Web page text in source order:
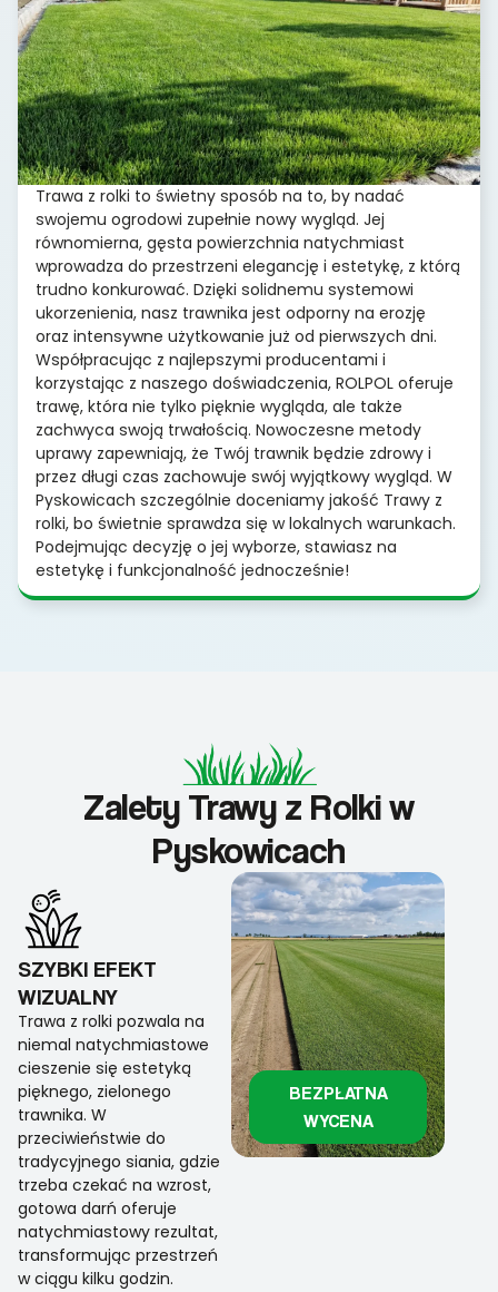
Trawa z rolki to świetny sposób na to, by nadać
swojemu ogrodowi zupełnie nowy wygląd. Jej
równomierna, gęsta powierzchnia natychmiast
wprowadza do przestrzeni elegancję i estetykę, z którą
trudno konkurować. Dzięki solidnemu systemowi
ukorzenienia, nasz trawnika jest odporny na erozję
oraz intensywne użytkowanie już od pierwszych dni.
Współpracując z najlepszymi producentami i
korzystając z naszego doświadczenia, ROLPOL oferuje
trawę, która nie tylko pięknie wygląda, ale także
zachwyca swoją trwałością. Nowoczesne metody
uprawy zapewniają, że Twój trawnik będzie zdrowy i
przez długi czas zachowuje swój wyjątkowy wygląd. W
Pyskowicach szczególnie doceniamy jakość Trawy z
rolki, bo świetnie sprawdza się w lokalnych warunkach.
Podejmując decyzję o jej wyborze, stawiasz na
estetykę i funkcjonalność jednocześnie!
Zalety Trawy z Rolki w
Pyskowicach
SZYBKI EFEKT
WIZUALNY
Trawa z rolki pozwala na
niemal natychmiastowe
cieszenie się estetyką
pięknego, zielonego
trawnika. W
przeciwieństwie do
tradycyjnego siania, gdzie
trzeba czekać na wzrost,
gotowa darń oferuje
natychmiastowy rezultat,
transformując przestrzeń
w ciągu kilku godzin.
BEZPŁATNA
WYCENA